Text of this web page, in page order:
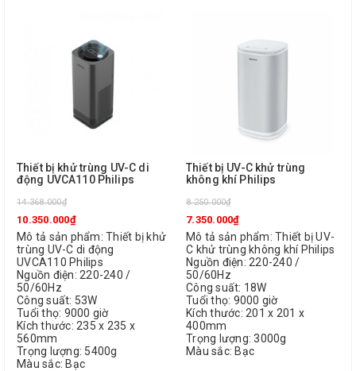
Thiết bị khử trùng UV-C di
động UVCA110 Philips
14.368.000₫
10.350.000₫
Mô tả sản phẩm: Thiết bị khử
trùng UV-C di động
UVCA110 Philips
Nguồn điện: 220-240 /
50/60Hz
Công suất: 53W
Tuổi thọ: 9000 giờ
Kích thước: 235 x 235 x
560mm
Trọng lượng: 5400g
Màu sắc: Bạc
Thiết bị UV-C khử trùng
không khí Philips
8.250.000₫
7.350.000₫
Mô tả sản phẩm: Thiết bị UV-
C khử trùng không khí Philips
Nguồn điện: 220-240 /
50/60Hz
Công suất: 18W
Tuổi thọ: 9000 giờ
Kích thước: 201 x 201 x
400mm
Trọng lượng: 3000g
Màu sắc: Bạc